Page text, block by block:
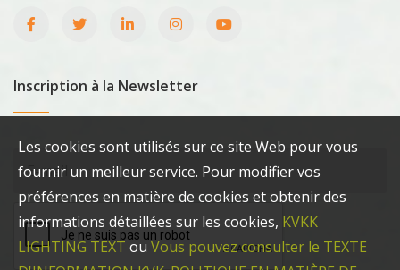
Inscription à la Newsletter
Les cookies sont utilisés sur ce site Web pour vous
fournir un meilleur service. Pour modifier vos
préférences en matière de cookies et obtenir des
informations détaillées sur les cookies, KVKK
LIGHTING TEXT ou Vous pouvez consulter le TEXTE